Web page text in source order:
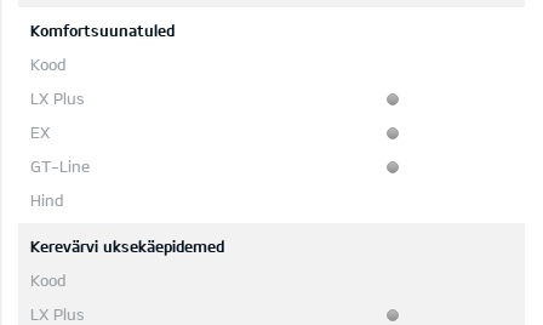
Komfortsuunatuled
Kerevärvi uksekäepidemed